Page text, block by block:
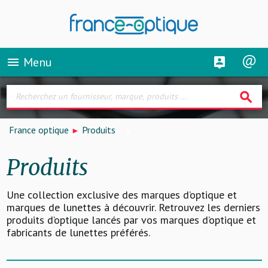
menu Menu
search
France optique Produits
Produits
Une collection exclusive des marques d’optique et
marques de lunettes à découvrir. Retrouvez les derniers
produits d’optique lancés par vos marques d’optique et
fabricants de lunettes préférés.